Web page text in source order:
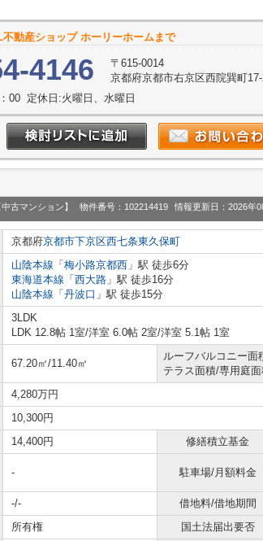
不動産ショップ ホーリーホームまで
4146
〒615-0014
京都府京都市右京区西院巽町
00 定休日:火曜日、水曜日
中古マンション】 物件番号：102214419 情報更新日：2026年
京都府京都市下京区西七条東久保町
山陰本線 「 梅小路京都西 」駅 徒歩6分
東海道本線 「 西大路 」駅 徒歩16分
山陰本線 「 丹波口 」駅 徒歩15分
3LDK
LDK 12.8帖 1室/洋室 6.0帖 2室/洋室 5.1帖 1室
67.20㎡/11.40㎡
ルーフバルコニー面
テラス面積/専用庭
4,280万円
10,300円
14,400円 修繕積立基金
- 駐車場/月額料金
-/- 借地料/借地期間
所有権 国土法届出要否